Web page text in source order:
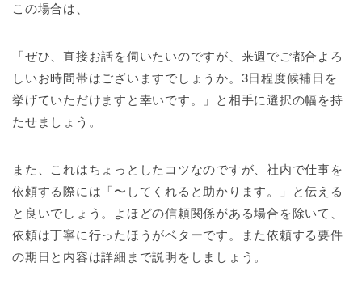
この場合は、
「ぜひ、直接お話を伺いたいのですが、来週でご都合よろ
しいお時間帯はございますでしょうか。3日程度候補日を
挙げていただけますと幸いです。」と相手に選択の幅を持
たせましょう。
また、これはちょっとしたコツなのですが、社内で仕事を
依頼する際には「〜してくれると助かります。」と伝える
と良いでしょう。よほどの信頼関係がある場合を除いて、
依頼は丁寧に行ったほうがベターです。また依頼する要件
の期日と内容は詳細まで説明をしましょう。